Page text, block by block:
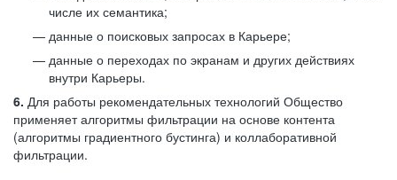
числе их семантика;
данные о поисковых запросах в Карьере;
данные о переходах по экранам и других действиях
внутри Карьеры.
6. Для работы рекомендательных технологий Общество
применяет алгоритмы фильтрации на основе контента
(алгоритмы градиентного бустинга) и коллаборативной
фильтрации.